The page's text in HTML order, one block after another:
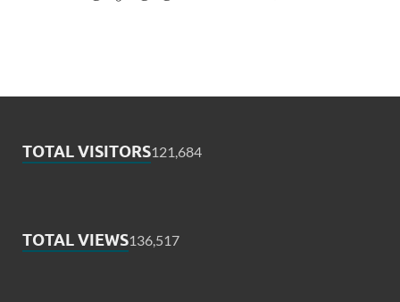
TOTAL VISITORS121,684
TOTAL VIEWS136,517